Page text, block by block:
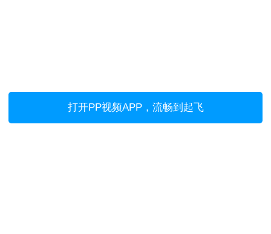
打开PP视频APP，流畅到起飞